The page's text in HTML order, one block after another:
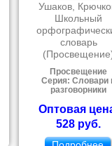
Ушаков,
Школьный
словарь
Просвещение
Серия: Словари
разговорники
Оптовая
528 руб.